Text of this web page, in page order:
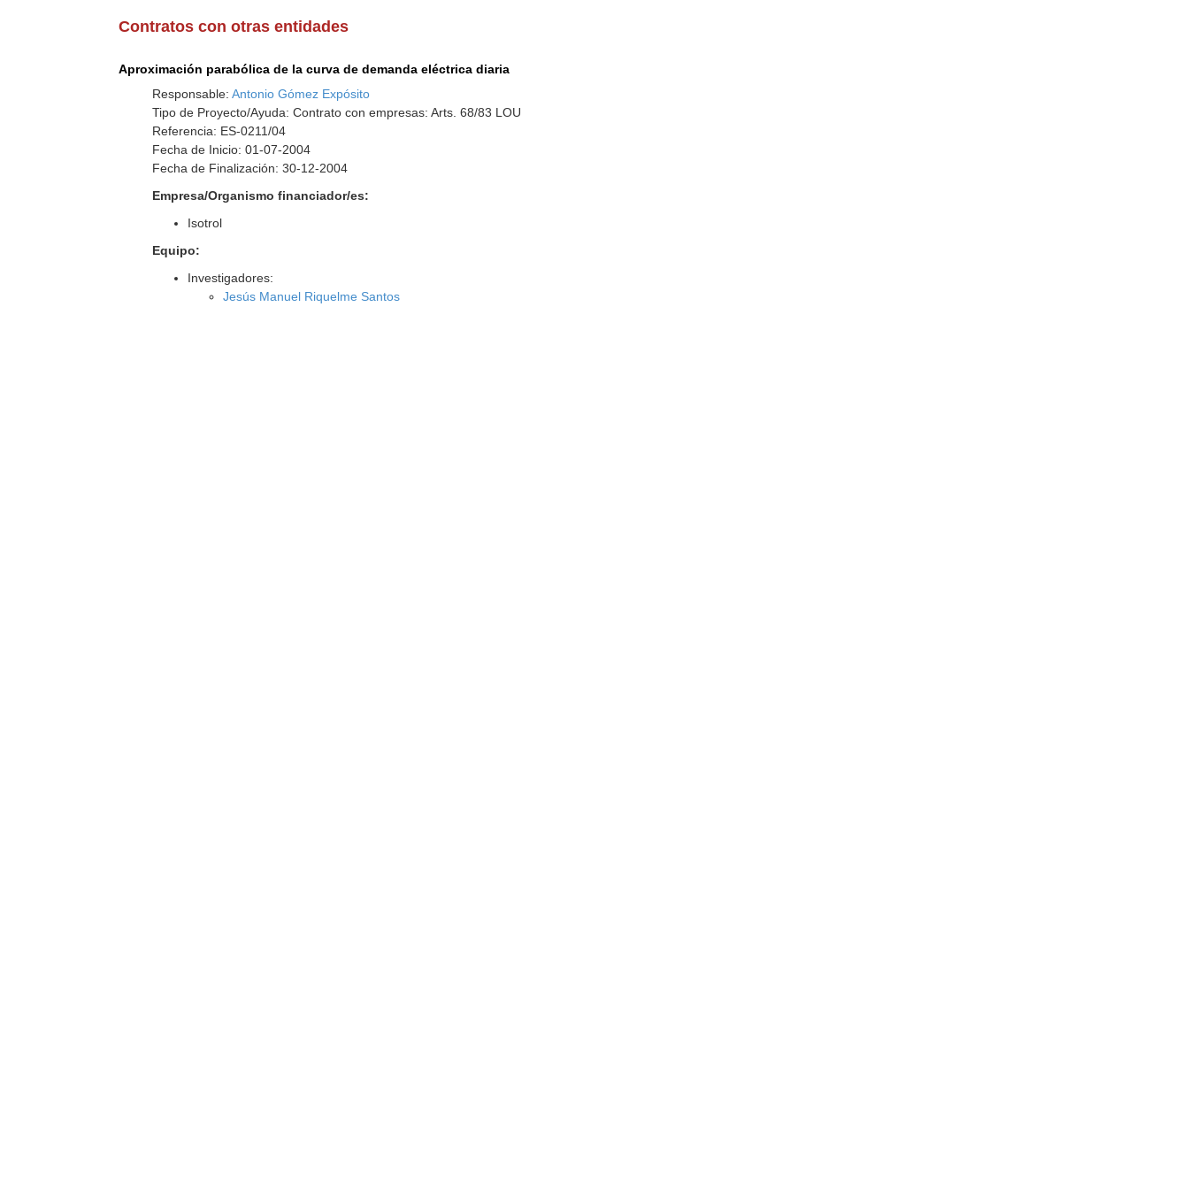
Contratos con otras entidades
Aproximación parabólica de la curva de demanda eléctrica diaria
Responsable:Antonio Gómez Expósito
Tipo de Proyecto/Ayuda: Contrato con empresas: Arts. 68/83 LOU
Referencia: ES-0211/04
Fecha de Inicio: 01-07-2004
Fecha de Finalización: 30-12-2004
Empresa/Organismo financiador/es:
Isotrol
Equipo:
Investigadores:
Jesús Manuel Riquelme Santos